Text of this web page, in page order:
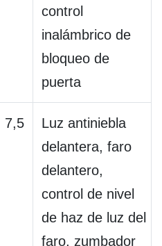
control
inalámbrico de
bloqueo de
puerta
7,5
Luz antiniebla
delantera, faro
delantero,
control de nivel
de haz de luz del
faro, zumbador